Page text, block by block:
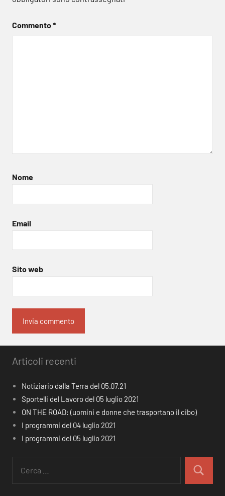
Commento*
Nome
Email
Sito web
Articoli recenti
Notiziario dalla Terra del 05.07.21
Sportelli del Lavoro del 05 luglio 2021
ON THE ROAD: (uomini e donne che trasportano il cibo)
I programmi del 04 luglio 2021
I programmi del 05 luglio 2021
per:
Cerca